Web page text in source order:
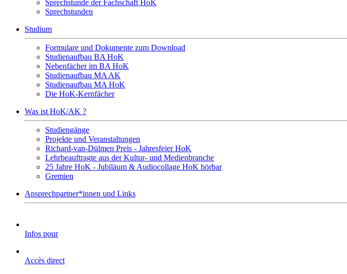
Sprechstunde der Fachschaft HoK
Sprechstunden
Studium
Formulare und Dokumente zum Download
Studienaufbau BA HoK
Nebenfächer im BA HoK
Studienaufbau MA AK
Studienaufbau MA HoK
Die HoK-Kernfächer
Was ist HoK/AK ?
Studiengänge
Projekte und Veranstaltungen
Richard-van-Dülmen Preis - Jahresfeier HoK
Lehrbeauftragte aus der Kultur- und Medienbranche
25 Jahre HoK - Jubiläum & Audiocollage HoK hörbar
Gremien
Ansprechpartner*innen und Links
Infos pour
Accès direct